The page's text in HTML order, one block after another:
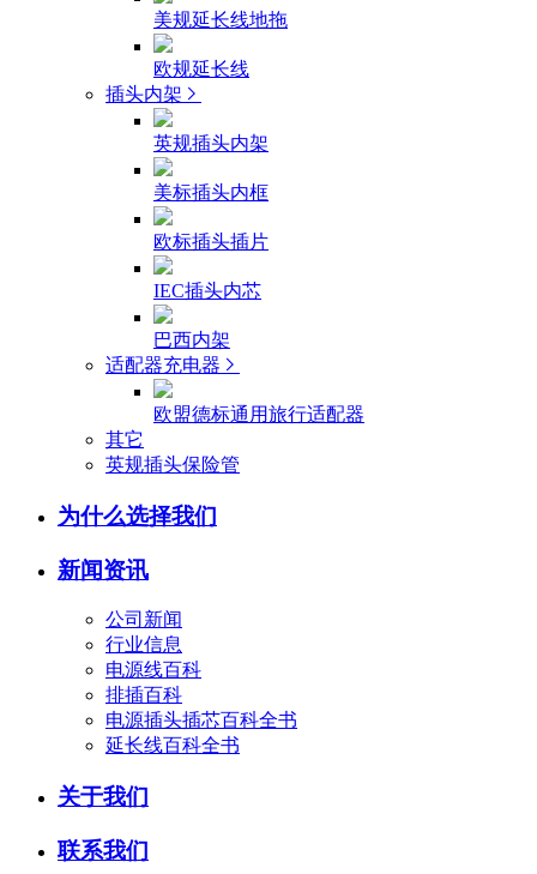
美规延长线地拖
欧规延长线
插头内架
英规插头内架
美标插头内框
欧标插头插片
IEC插头内芯
巴西内架
适配器充电器
欧盟德标通用旅行适配器
其它
英规插头保险管
为什么选择我们
新闻资讯
公司新闻
行业信息
电源线百科
排插百科
电源插头插芯百科全书
延长线百科全书
关于我们
联系我们